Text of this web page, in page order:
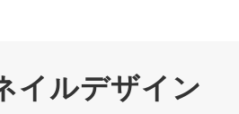
イルデザイン